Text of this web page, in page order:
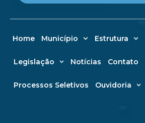
Home Município Estrutura
Legislação Notícias Contato
Processos Seletivos Ouvidoria